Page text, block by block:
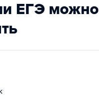
ЕГЭ можно